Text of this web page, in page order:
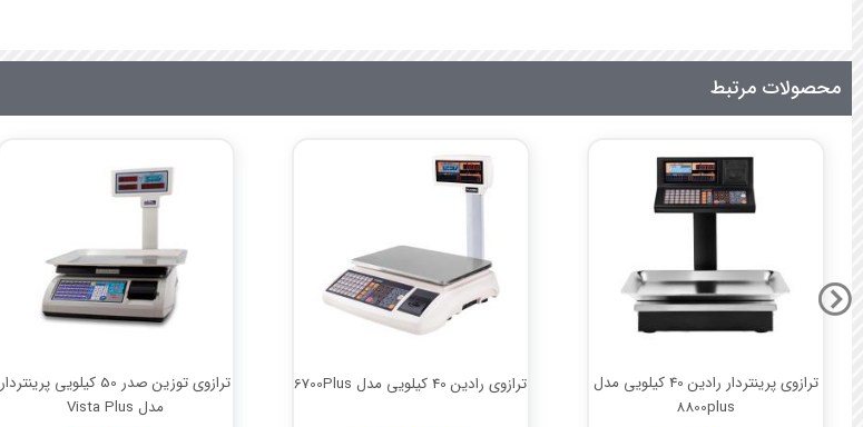
محصولات مرتبط
ترازوی توزین صدر 50 کیلویی پرینتردار
مدل Vista Plus
ترازوی رادین 40 کیلویی مدل 6700Plus
ترازوی پرینتردار رادین 40 کیلویی مدل
8800plus